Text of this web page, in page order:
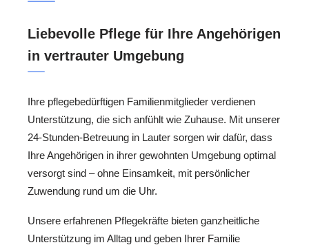
Liebevolle Pflege für Ihre Angehörigen
in vertrauter Umgebung
Ihre pflegebedürftigen Familienmitglieder verdienen
Unterstützung, die sich anfühlt wie Zuhause. Mit unserer
24-Stunden-Betreuung in Lauter sorgen wir dafür, dass
Ihre Angehörigen in ihrer gewohnten Umgebung optimal
versorgt sind – ohne Einsamkeit, mit persönlicher
Zuwendung rund um die Uhr.
Unsere erfahrenen Pflegekräfte bieten ganzheitliche
Unterstützung im Alltag und geben Ihrer Familie